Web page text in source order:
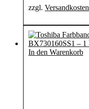
zzgl. Versandkosten
In den Warenkorb